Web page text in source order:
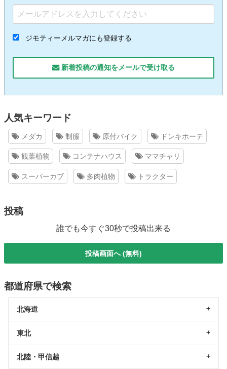
ジモティーメルマガにも登録する
新着投稿の通知をメールで受け取る
人気キーワード
メダカ 制服 原付バイク ドンキホーテ
観葉植物 コンテナハウス ママチャリ
スーパーカブ 多肉植物 トラクター
投稿
誰でも今すぐ30秒で投稿出来る
投稿画面へ (無料)
都道府県で検索
北海道
東北
北陸・甲信越